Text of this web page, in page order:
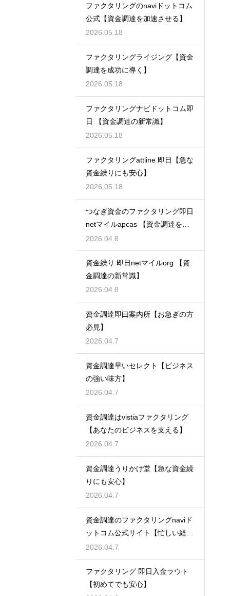
ファクタリングのnaviドットコム
公式【資金調達を加速させる】
2026.05.18
ファクタリングライジング【資金
調達を成功に導く】
2026.05.18
ファクタリングナビドットコム即
日 【資金調達の新常識】
2026.05.18
ファクタリングattline 即日【急な
資金繰りにも安心】
2026.05.18
つなぎ資金のファクタリング即日
netマイルapcas 【資金調達を加
速させる】
2026.04.8
資金繰り 即日netマイルorg 【資
金調達の新常識】
2026.04.8
資金調達即曰案内所【お急ぎの方
必見】
2026.04.7
資金調達早いセレクト【ビジネス
の強い味方】
2026.04.7
資金調達はvistiaファクタリング
【あなたのビジネスを支える】
2026.04.7
資金調達うりかけ堂【急な資金繰
りにも安心】
2026.04.7
資金調達のファクタリングnaviド
ットコム公式サイト【忙しい経営
者必見】
2026.04.7
ファクタリング 即日入金ラウト
【初めてでも安心】